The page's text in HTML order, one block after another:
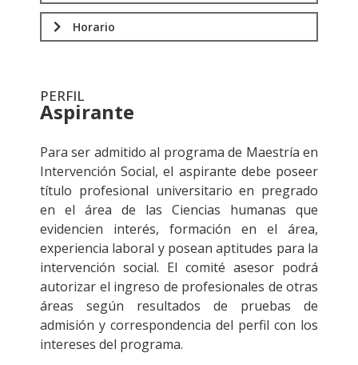
Horario
PERFIL
Aspirante
Para ser admitido al programa de Maestría en
Intervención Social, el aspirante debe poseer
título profesional universitario en pregrado
en el área de las Ciencias humanas que
evidencien interés, formación en el área,
experiencia laboral y posean aptitudes para la
intervención social. El comité asesor podrá
autorizar el ingreso de profesionales de otras
áreas según resultados de pruebas de
admisión y correspondencia del perfil con los
intereses del programa.